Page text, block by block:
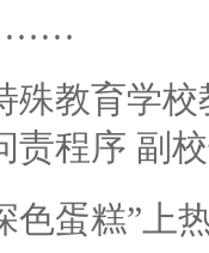
……
殊教育学
责程序 副
色蛋糕”上